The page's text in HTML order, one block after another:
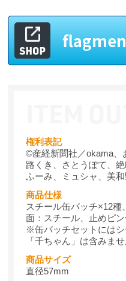
権利表記
©産経新聞社／okama、
路くき、さとうぽて、
ふーみ、ミュシャ、美
商品仕様
スチール缶バッチ×12種
面：スチール、止めピ
※缶バッチセットにはシ
「千ちゃん」は含みませ
商品サイズ
直径57mm